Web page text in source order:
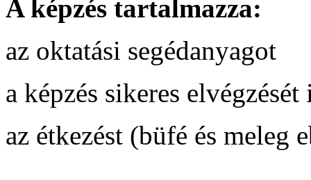
A képzés tartalmazza:
az oktatási segédanyagot
a képzés sikeres
az étkezést (büfé és meleg